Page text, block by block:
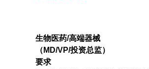
生物医药/高端器械
（MD/VP/投资总监）
要求